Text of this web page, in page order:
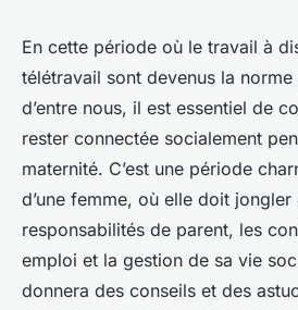
Comment rester
socialement
de maternité ?
Alice•7 janvier 2024•5 min de lecture
En cette période où le travail à
télétravail sont devenus la
d’entre nous, il est essentiel de
rester connectée socialement
maternité. C’est une période
d’une femme, où elle doit jongler
responsabilités de parent, les
emploi et la gestion de sa vie
donnera des conseils et des